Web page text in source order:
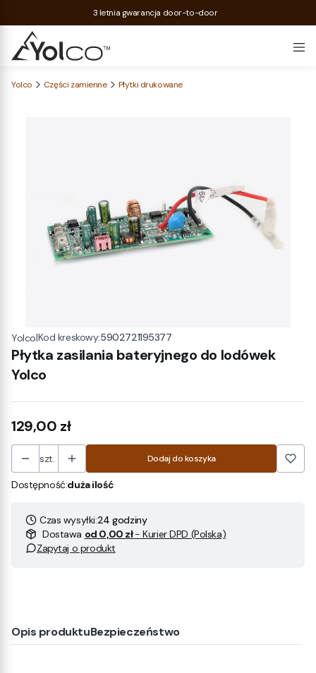
3 letnia gwarancja door-to-door
Yolco Części zamienne Płytki drukowane
Yolco|Kod kreskowy:5902721195377
Płytka zasilania bateryjnego do lodówek
Yolco
Cena
129,00 zł
szt. Dodaj do koszyka
Dostępność:duża ilość
Czas wysyłki:24 godziny
Dostawa od 0,00 zł- Kurier DPD (Polska)
Zapytaj o produkt
Opis produktuBezpieczeństwo